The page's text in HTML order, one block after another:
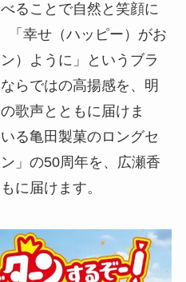
ることで自然と笑顔に
「幸せ（ハッピー）がお
）ように」というブラ
らではの高揚感を、明
歌声とともに届けま
る亀田製菓のロングセ
」の50周年を、広瀬香
に届けます。